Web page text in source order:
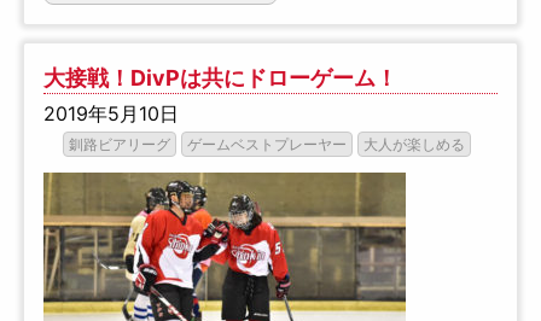
大接戦！DivPは共にドローゲーム！
2019年5月10日
釧路ビアリーグ ゲームベストプレーヤー 大人が楽しめる